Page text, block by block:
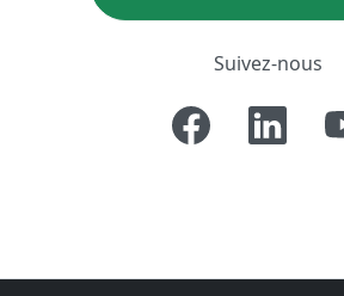
Suivez-nous